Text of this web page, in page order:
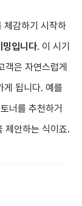
체감하기 시작하
밍입니다. 이 시기
객은 자연스럽게
게 됩니다. 예를
너를 추천하거
제안하는 식이죠.